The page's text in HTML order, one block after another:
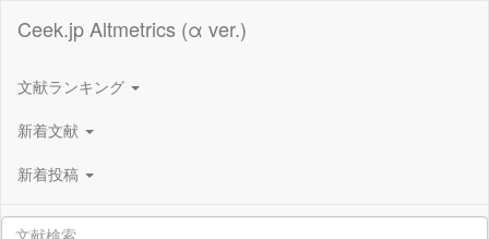
Ceek.jp Altmetrics (α ver.)
文献ランキング
新着文献
新着投稿